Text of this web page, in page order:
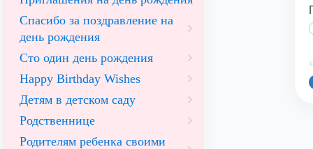
Спасибо за поздравление на
день рождения
Сто один день рождения
Happy Birthday Wishes
Детям в детском саду
Родственнице
Родителям ребенка своими